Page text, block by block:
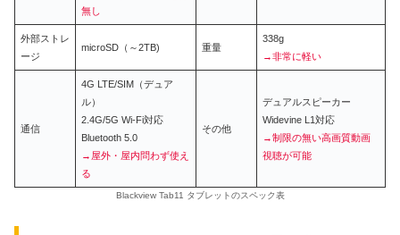
無し
外部ストレ
ージ
microSD（～2TB) 重量
338g
→非常に軽い
通信
4G LTE/SIM（デュア
ル）
2.4G/5G Wi-Fi対応
Bluetooth 5.0
→屋外・屋内問わず使え
る
その他
デュアルスピーカー
Widevine L1対応
→制限の無い高画質動画
視聴が可能
Blackview Tab11 タブレットのスペック表